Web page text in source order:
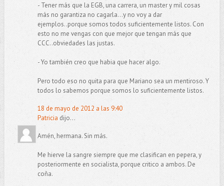
- Tener más que la EGB, una carrera, un master y mil cosas
más no garantiza no cagarla...y no voy a dar
ejemplos..porque somos todos suficientemente listos. Con
esto no me vengas con que mejor que tengan más que
CCC..obviedades las justas.
- Yo también creo que habia que hacer algo.
Pero todo eso no quita para que Mariano sea un mentiroso. Y
todos lo sabemos porque somos lo suficientemente listos.
18 de mayo de 2012 a las 9:40
Patricia dijo...
Amén, hermana. Sin más.
Me hierve la sangre siempre que me clasifican en pepera, y
posteriormente en socialista, porque critico a ambos. De
coña.